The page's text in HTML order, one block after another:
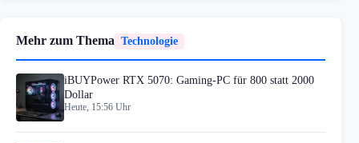
Mehr zum Thema Technologie
iBUYPower RTX 5070: Gaming-PC für 800 statt 2000
Dollar
Heute, 15:56 Uhr